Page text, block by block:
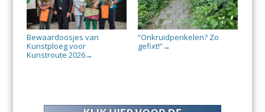
Bewaardoosjes van
Kunstploeg voor
Kunstroute 2026→
“Onkruidperikelen? Zo
gefixt!”→